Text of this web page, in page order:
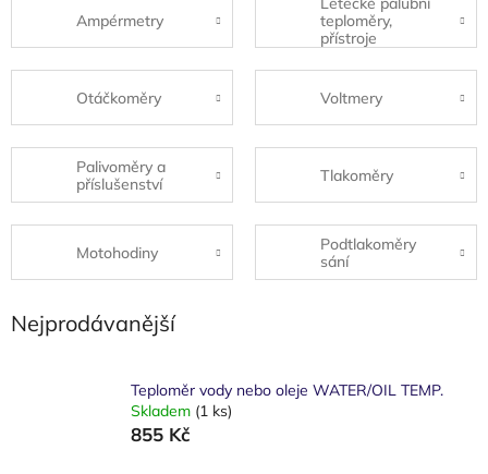
Ampérmetry
teploměry,
přístroje
Otáčkoměry Voltmery
Palivoměry a
příslušenství
Tlakoměry
Motohodiny
Podtlakoměry
sání
Nejprodávanější
Teploměr vody nebo oleje WATER/OIL TEMP.
Skladem (1 ks)
855 Kč